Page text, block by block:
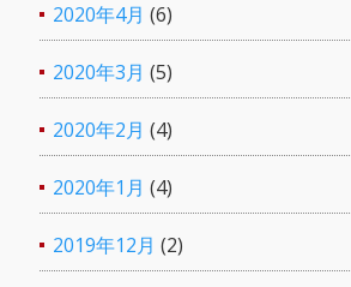
2020年4月 (6)
2020年3月 (5)
2020年2月 (4)
2020年1月 (4)
2019年12月 (2)